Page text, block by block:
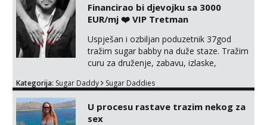
Financirao bi djevojku sa 3000
EUR/mj ❤️ VIP Tretman
Uspješan i ozbiljan poduzetnik 37god
tražim sugar babby na duže staze. Tražim
curu za druženje, zabavu, izlaske,
obostranu korist. Ako si otvorena,
na moj email: markodalic37@gmail.com
Kategorija: Sugar Daddy Sugar Daddies
U procesu rastave trazim nekog za
sex